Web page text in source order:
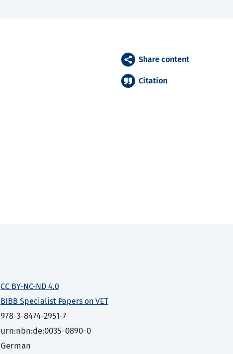
Share content
Citation
CC BY-NC-ND 4.0
BIBB Specialist Papers on VET
978-3-8474-2951-7
urn:nbn:de:0035-0890-0
German